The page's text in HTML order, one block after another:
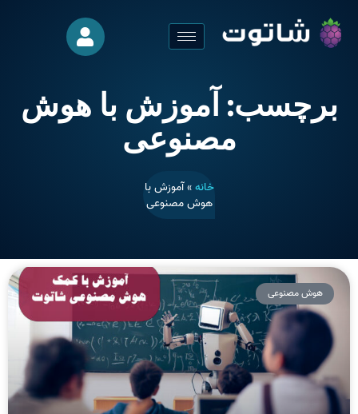
برچسب: آموزش با هوش
مصنوعی
خانه»آموزش با
هوش مصنوعی
هوش مصنوعی